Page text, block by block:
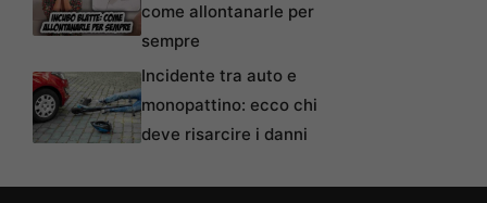
come allontanarle per
sempre
Incidente tra auto e
monopattino: ecco chi
deve risarcire i danni